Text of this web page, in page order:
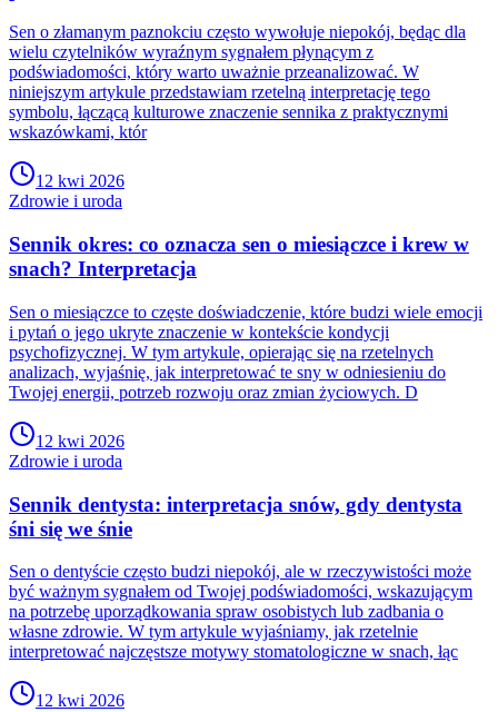
Sen o złamanym paznokciu często wywołuje niepokój, będąc dla
wielu czytelników wyraźnym sygnałem płynącym z
podświadomości, który warto uważnie przeanalizować. W
niniejszym artykule przedstawiam rzetelną interpretację tego
symbolu, łączącą kulturowe znaczenie sennika z praktycznymi
wskazówkami, któr
12 kwi 2026
Zdrowie i uroda
Sennik okres: co oznacza sen o miesiączce i krew w
snach? Interpretacja
Sen o miesiączce to częste doświadczenie, które budzi wiele emocji
i pytań o jego ukryte znaczenie w kontekście kondycji
psychofizycznej. W tym artykule, opierając się na rzetelnych
analizach, wyjaśnię, jak interpretować te sny w odniesieniu do
Twojej energii, potrzeb rozwoju oraz zmian życiowych. D
12 kwi 2026
Zdrowie i uroda
Sennik dentysta: interpretacja snów, gdy dentysta
śni się we śnie
Sen o dentyście często budzi niepokój, ale w rzeczywistości może
być ważnym sygnałem od Twojej podświadomości, wskazującym
na potrzebę uporządkowania spraw osobistych lub zadbania o
własne zdrowie. W tym artykule wyjaśniamy, jak rzetelnie
interpretować najczęstsze motywy stomatologiczne w snach, łąc
12 kwi 2026